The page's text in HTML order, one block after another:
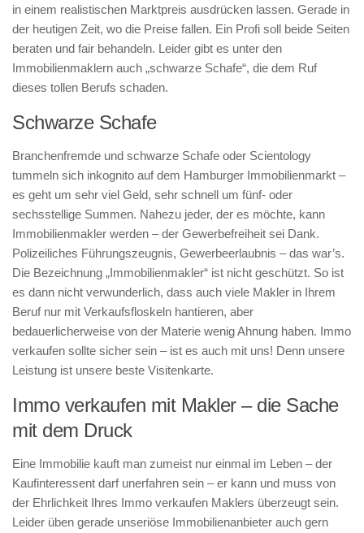
in einem realistischen Marktpreis ausdrücken lassen. Gerade in
der heutigen Zeit, wo die Preise fallen. Ein Profi soll beide Seiten
beraten und fair behandeln. Leider gibt es unter den
Immobilienmaklern auch „schwarze Schafe“, die dem Ruf
dieses tollen Berufs schaden.
Schwarze Schafe
Branchenfremde und schwarze Schafe oder Scientology
tummeln sich inkognito auf dem Hamburger Immobilienmarkt –
es geht um sehr viel Geld, sehr schnell um fünf- oder
sechsstellige Summen. Nahezu jeder, der es möchte, kann
Immobilienmakler werden – der Gewerbefreiheit sei Dank.
Polizeiliches Führungszeugnis, Gewerbeerlaubnis – das war’s.
Die Bezeichnung „Immobilienmakler“ ist nicht geschützt. So ist
es dann nicht verwunderlich, dass auch viele Makler in Ihrem
Beruf nur mit Verkaufsfloskeln hantieren, aber
bedauerlicherweise von der Materie wenig Ahnung haben. Immo
verkaufen sollte sicher sein – ist es auch mit uns! Denn unsere
Leistung ist unsere beste Visitenkarte.
Immo verkaufen mit Makler – die Sache
mit dem Druck
Eine Immobilie kauft man zumeist nur einmal im Leben – der
Kaufinteressent darf unerfahren sein – er kann und muss von
der Ehrlichkeit Ihres Immo verkaufen Maklers überzeugt sein.
Leider üben gerade unseriöse Immobilienanbieter auch gern